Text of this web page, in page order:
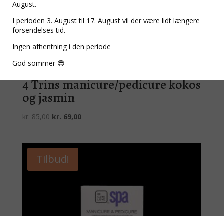
4 Trins manicure/pedicure kokos
og jasmin
kr.85,00 Den
var:
kr. 85,00.
kr. 69,00Den
Tilbud!
August.
I perioden 3. August til 17. August vil der være lidt længere
forsendelses tid.
Ingen afhentning i den periode
God sommer 😎